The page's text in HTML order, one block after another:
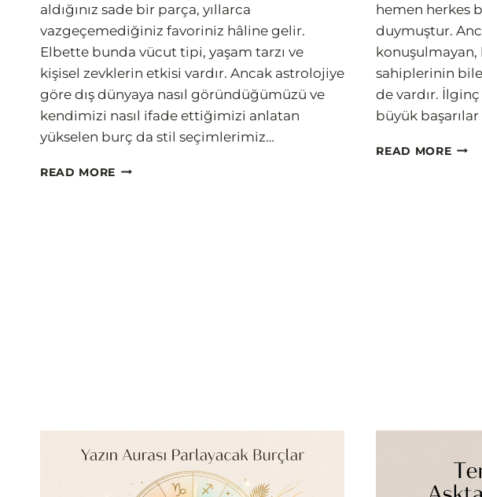
aldığınız sade bir parça, yıllarca
vazgeçemediğiniz favoriniz hâline gelir.
Elbette bunda vücut tipi, yaşam tarzı ve
kişisel zevklerin etkisi vardır. Ancak astrolojiye
göre dış dünyaya nasıl göründüğümüzü ve
kendimizi nasıl ifade ettiğimizi anlatan
yükselen burç da stil seçimlerimiz…
READ MORE YÜKSELENINIZ
hemen herkes
duymuştur.
sahiplerinin
de vardır.
büyük
READ MORE